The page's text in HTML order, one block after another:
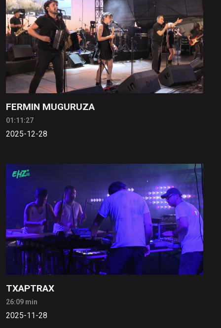
FERMIN MUGURUZA
01:11:27
2025-12-28
TXAPTRAX
26:09 min
2025-11-28